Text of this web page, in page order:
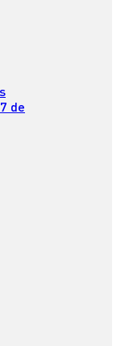
de